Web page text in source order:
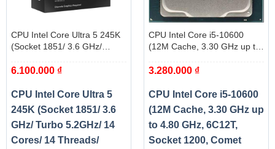
với chất lượng âm thanh cấp phòng thu cho trải
nghiệm âm thanh tuyệt vời nhất.
Nút Flash BIOS: Đơn giản chỉ cần sử dụng USB để
flash bất kỳ BIOS nào trong vài giây mà không cần cài
CPU Intel Core Ultra 5 245K
(Socket 1851/ 3.6 GHz/
Threads/ Cache 24MB) – Box
6.100.000 ₫
CPU Intel Core Ultra 5
245K (Socket 1851/ 3.6
GHz/ Turbo 5.2GHz/ 14
Cores/ 14 Threads/
CPU Intel Core i5-10600
(12M Cache, 3.30 GHz up to
1200, Comet Lake-S) – Tray
3.280.000 ₫
CPU Intel Core i5-10600
(12M Cache, 3.30 GHz up
to 4.80 GHz, 6C12T,
Socket 1200, Comet